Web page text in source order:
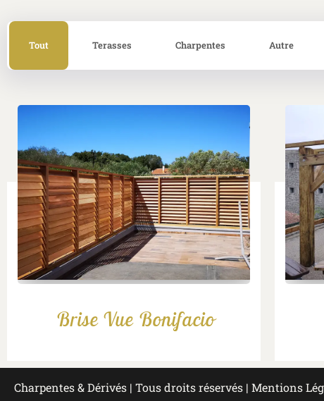
Tout Terasses Charpentes Autre
Brise Vue Bonifacio
Charpentes & Dérivés | Tous droits réservés | Mentions